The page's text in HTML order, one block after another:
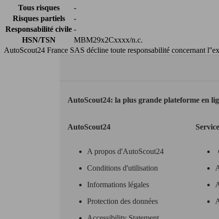
Tous risques
-
Risques partiels
-
Responsabilité civile -
HSN/TSN
MBM29x2Cxxxx/n.c.
AutoScout24 France SAS décline toute responsabilité concernant
AutoScout24: la plus grande plateforme en
AutoScout24
A propos d'AutoScout24
Conditions d'utilisation
Informations légales
Protection des données
Service